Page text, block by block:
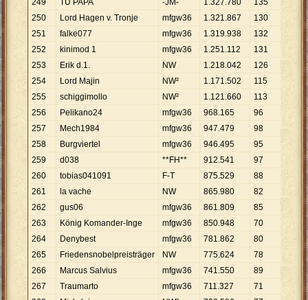
249
TU PAPA -JM- 1.327.780 135
835
250
Lord Hagen v. Tronje mfgw36 1.321.867 130 10
251
falke077 mfgw36 1.319.938 132
252
kinimod 1 mfgw36 1.251.112 131
253
Erik d.1. NW 1.218.042 126
667
254
Lord Majin NW² 1.171.502 115 10
255
schiggimollo NW² 1.121.660 113
926
256
Pelikano24 mfgw36 968.165 96 10
257
Mech1984 mfgw36 947.479 98 9
668
258
Burgviertel mfgw36 946.495 95 9
259
d038 **FH** 912.541 97
408
260
tobias041091 F-T 875.529 88 9. 949
261
la vache NW 865.980 82 10
262
gus06 mfgw36 861.809 85
263
König Komander-Inge mfgw36 850.948 70 12
264
Denybest mfgw36 781.862 80
773
265
Friedensnobelpreisträger NW 775.624 78
944
266
Marcus Salvius mfgw36 741.550 89
332
267
Traumarto mfgw36 711.327 71 10